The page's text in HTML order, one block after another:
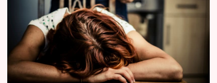
Seriály
Horoskopy
Sledujte prima+